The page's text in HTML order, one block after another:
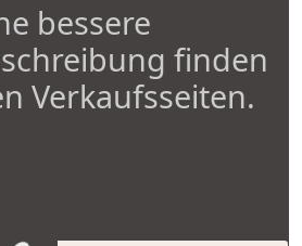
bessere
finden
Verkaufsseiten.